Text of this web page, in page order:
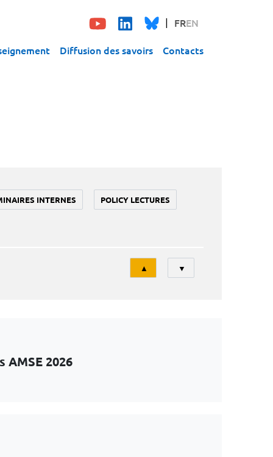
FREN
Diffusion des savoirs Contacts
INTERNES POLICY LECTURES
Tri
▲ ▼
2026